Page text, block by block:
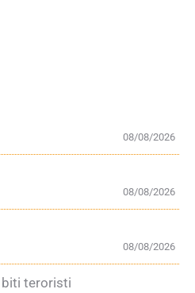
08/08/2026
08/08/2026
08/08/2026
biti teroristi